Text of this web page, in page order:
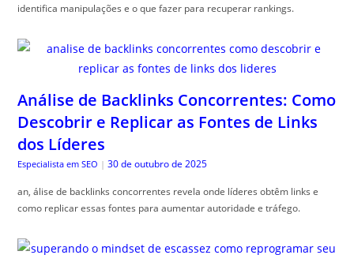
identifica manipulações e o que fazer para recuperar rankings.
Análise de Backlinks Concorrentes: Como
Descobrir e Replicar as Fontes de Links
dos Líderes
Especialista em SEO | 30 de outubro de 2025
an, álise de backlinks concorrentes revela onde líderes obtêm links e
como replicar essas fontes para aumentar autoridade e tráfego.